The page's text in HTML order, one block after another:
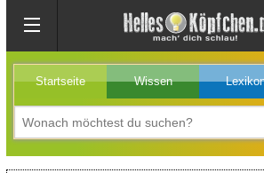
Startseite Wissen